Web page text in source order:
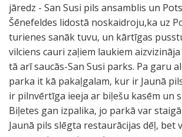
jāredz - San Susi pils ansamblis un
Šēnefeldes lidostā noskaidroju,ka uz
turienes sanāk tuvu, un kārtīgas
vilciens cauri zaļiem laukiem
tā arī saucās-San Susi parks. Pa garu
parka it kā pakaļgalam, kur ir Jaunā
ir pilnvērtīga ieeja ar biļešu kasēm un
Biļetes gan izpalika, jo parkā var
Jaunā pils slēgta restaurācijas dēļ, bet